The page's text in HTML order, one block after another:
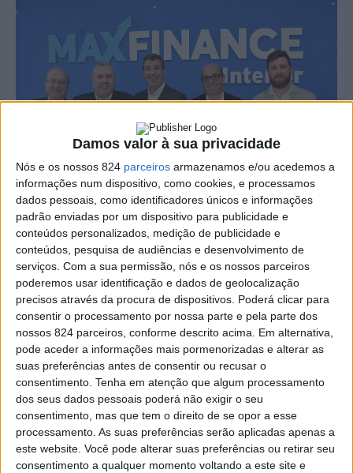
Damos valor à sua privacidade
Nós e os nossos 824 parceiros armazenamos e/ou acedemos a
informações num dispositivo, como cookies, e processamos
dados pessoais, como identificadores únicos e informações
padrão enviadas por um dispositivo para publicidade e
conteúdos personalizados, medição de publicidade e
conteúdos, pesquisa de audiências e desenvolvimento de
serviços. Com a sua permissão, nós e os nossos parceiros
poderemos usar identificação e dados de geolocalização
precisos através da procura de dispositivos. Poderá clicar para
consentir o processamento por nossa parte e pela parte dos
nossos 824 parceiros, conforme descrito acima. Em alternativa,
pode aceder a informações mais pormenorizadas e alterar as
suas preferências antes de consentir ou recusar o
consentimento. Tenha em atenção que algum processamento
dos seus dados pessoais poderá não exigir o seu
consentimento, mas que tem o direito de se opor a esse
processamento. As suas preferências serão aplicadas apenas a
este website. Você pode alterar suas preferências ou retirar seu
consentimento a qualquer momento voltando a este site e
Foi inaugurada na tarde desta terça-feira, dia 18, a
agência de Portalegre da MaxFinace Interior, localizada
na Rua D. Nuno Álvares Pereira, no centro da cidade.
A MAXFINANCE foi constituída em 2008 e é hoje uma
empresa sólida e líder de Mercado no sector da
Intermediação de Crédito a nível nacional, registada no
Banco de Portugal como Intermediário de Crédito
Vinculado.